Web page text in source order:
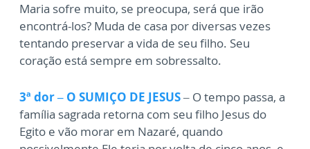
Maria sofre muito, se preocupa, será que irão
encontrá-los? Muda de casa por diversas vezes
tentando preservar a vida de seu filho. Seu
coração está sempre em sobressalto.
3ª dor – O SUMIÇO DE JESUS– O tempo passa, a
família sagrada retorna com seu filho Jesus do
Egito e vão morar em Nazaré, quando